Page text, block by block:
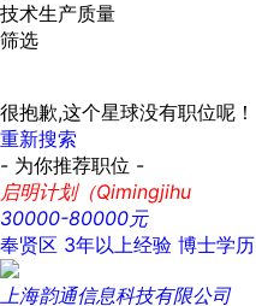
技术生产质量
筛选
很抱歉,这个星球没有职位呢！
重新搜索
- 为你推荐职位 -
启明计划（Qimingjihu
30000-80000元
奉贤区 3年以上经验 博士学历
上海韵通信息科技有限公司